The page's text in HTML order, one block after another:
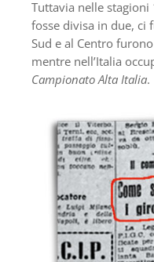
Tuttavia nelle stagioni
fosse divisa in due, ci
Sud e al Centro
mentre nell’Italia
Campionato Alta Italia.